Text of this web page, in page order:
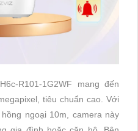
R101-1G2WF mang đến
tiêu chuẩn cao. Với
ngoại 10m, camera này